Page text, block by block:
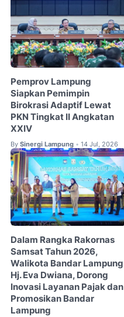
Pemprov Lampung
Siapkan Pemimpin
Birokrasi Adaptif Lewat
PKN Tingkat II Angkatan
XXIV
By Sinergi Lampung • 14 Jul, 2026
Dalam Rangka Rakornas
Samsat Tahun 2026,
Walikota Bandar Lampung
Hj. Eva Dwiana, Dorong
Inovasi Layanan Pajak dan
Promosikan Bandar
Lampung